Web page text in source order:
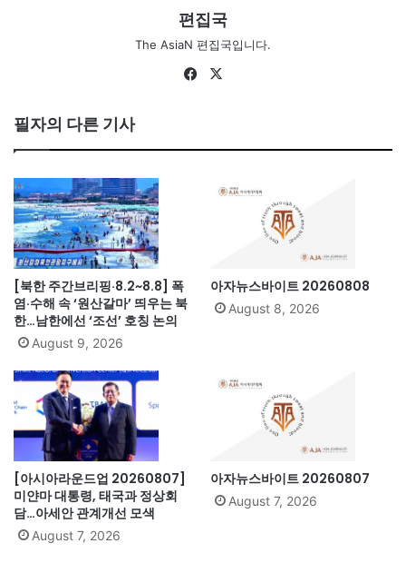
편집국
The AsiaN 편집국입니다.
Facebook
필자의 다른 기사
[북한 주간브리핑·8.2~8.8] 폭
염·수해 속 ‘원산갈마’ 띄우는 북
한…남한에선 ‘조선’ 호칭 논의
August 9, 2026
아자뉴스바이트 20260808
August 8, 2026
[아시아라운드업 20260807]
미얀마 대통령, 태국과 정상회
담…아세안 관계개선 모색
August 7, 2026
아자뉴스바이트 20260807
August 7, 2026